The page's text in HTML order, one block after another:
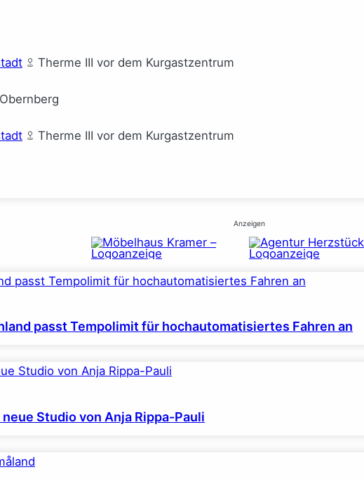
Therme III vor dem Kurgastzentrum
Therme III vor dem Kurgastzentrum
Anzeigen
passt Tempolimit für hochautomatisiertes Fahren an
Studio von Anja Rippa-Pauli